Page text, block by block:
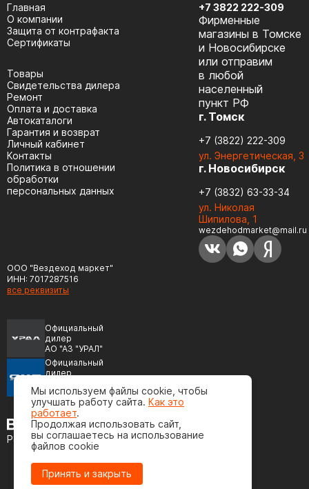
ООО "Вездеход маркет"
ИНН: 7017287516
все реквизиты
Официальный
дилер
АО "АЗ "УРАЛ"
Официальный
дилер
(ЯМЗ)
Разработка сайта
Главная
О компании
Защита от контрафакта
Сертификаты
Товары
Cвидетельства дилера
Ремонт
Оплата и доставка
Автокаталоги
Гарантия и возврат
Личный кабинет
Контакты
Политика в отношении
обработки
персональных данных
+7 3822 222-309
Фирменные
магазины в Томске
и Новосибирске
или отправим
в любой
населенный
пункт РФ
г. Томск
+7 (3822) 222-309
ул. Энергетическая, 3
г. Новосибирск
+7 (3832) 63-33-34
ул. Николая
Шипилова, 1
wezdehodmarket@mail.ru
Мы используем файлы cookie, чтобы
улучшать работу сайта. Как это
работает.
Продолжая использовать сайт,
вы соглашаетесь на использование
файлов cookie
Принять и закрыть